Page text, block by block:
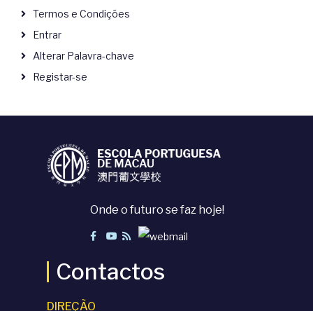
Termos e Condições
Entrar
Alterar Palavra-chave
Registar-se
Onde o futuro se faz hoje!
Contactos
DIREÇÃO